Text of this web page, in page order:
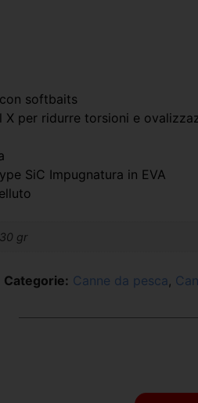
softbaits
X per ridurre torsioni e
SiC Impugnatura in EVA
gr
Categorie: Canne da pesca,